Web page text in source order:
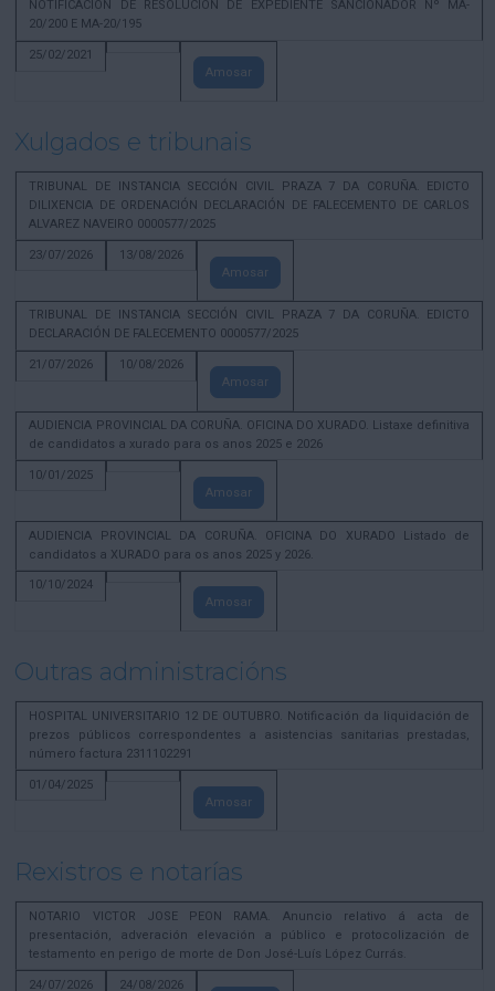
NOTIFICACION DE RESOLUCION DE EXPEDIENTE SANCIONADOR Nº MA-
20/200 E MA-20/195
25/02/2021
Amosar
Xulgados e tribunais
TRIBUNAL DE INSTANCIA SECCIÓN CIVIL PRAZA 7 DA CORUÑA. EDICTO
DILIXENCIA DE ORDENACIÓN DECLARACIÓN DE FALECEMENTO DE CARLOS
ALVAREZ NAVEIRO 0000577/2025
23/07/2026
13/08/2026
Amosar
TRIBUNAL DE INSTANCIA SECCIÓN CIVIL PRAZA 7 DA CORUÑA. EDICTO
DECLARACIÓN DE FALECEMENTO 0000577/2025
21/07/2026
10/08/2026
Amosar
AUDIENCIA PROVINCIAL DA CORUÑA. OFICINA DO XURADO. Listaxe definitiva
de candidatos a xurado para os anos 2025 e 2026
10/01/2025
Amosar
AUDIENCIA PROVINCIAL DA CORUÑA. OFICINA DO XURADO Listado de
candidatos a XURADO para os anos 2025 y 2026.
10/10/2024
Amosar
Outras administracións
HOSPITAL UNIVERSITARIO 12 DE OUTUBRO. Notificación da liquidación de
prezos públicos correspondentes a asistencias sanitarias prestadas,
número factura 2311102291
01/04/2025
Amosar
Rexistros e notarías
NOTARIO VICTOR JOSE PEON RAMA. Anuncio relativo á acta de
presentación, adveración elevación a público e protocolización de
testamento en perigo de morte de Don José-Luís López Currás.
24/07/2026
24/08/2026